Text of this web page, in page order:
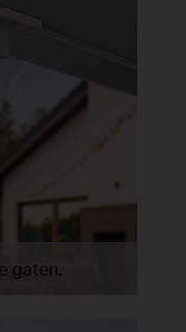
gaten.